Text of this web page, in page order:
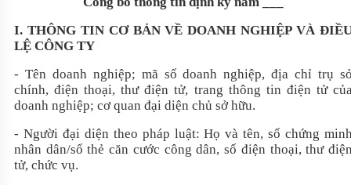
I. THÔNG TIN CƠ BẢN VỀ DOANH NGHIỆP VÀ
LỆ CÔNG TY
- Tên doanh nghiệp; mã số doanh nghiệp, địa chỉ trụ
chính, điện thoại, thư điện tử, trang thông tin điện tử
doanh nghiệp; cơ quan đại diện chủ sở hữu.
- Người đại diện theo pháp luật: Họ và tên, số chứng
nhân dân/số thẻ căn cước công dân, số điện thoại, thư
tử, chức vụ.